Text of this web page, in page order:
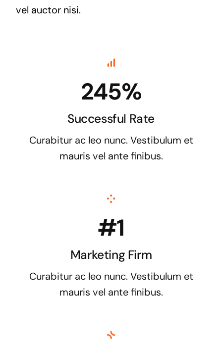
vel auctor nisi.
245%
Successful Rate
Curabitur ac leo nunc. Vestibulum et
mauris vel ante finibus.
#1
Marketing Firm
Curabitur ac leo nunc. Vestibulum et
mauris vel ante finibus.